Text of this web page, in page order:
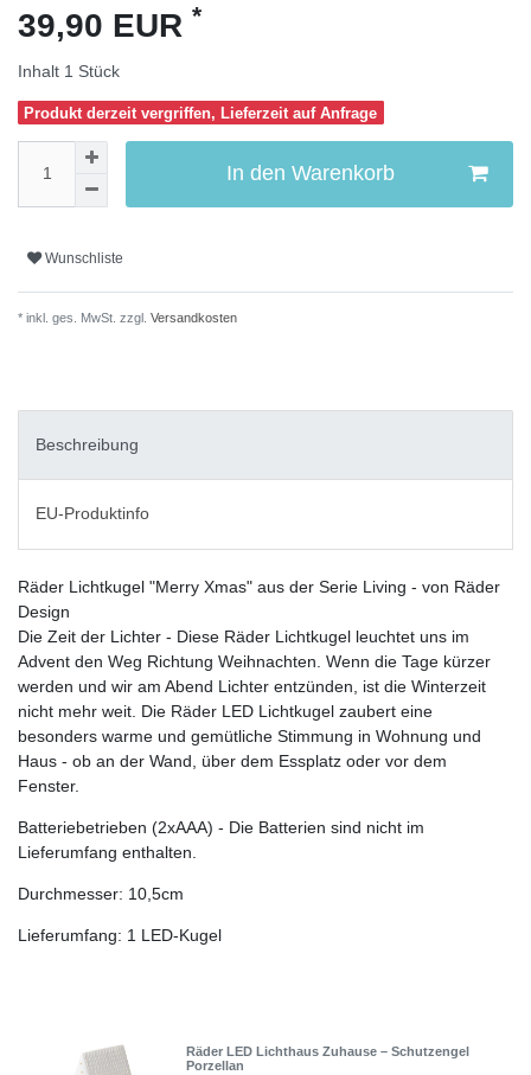
39,90 EUR *
Inhalt 1 Stück
Produkt derzeit vergriffen, Lieferzeit auf Anfrage
In den Warenkorb
Wunschliste
* inkl. ges. MwSt. zzgl. Versandkosten
Beschreibung
EU-Produktinfo
Räder Lichtkugel "Merry Xmas" aus der Serie Living - von Räder
Design
Die Zeit der Lichter - Diese Räder Lichtkugel leuchtet uns im
Advent den Weg Richtung Weihnachten. Wenn die Tage kürzer
werden und wir am Abend Lichter entzünden, ist die Winterzeit
nicht mehr weit. Die Räder LED Lichtkugel zaubert eine
besonders warme und gemütliche Stimmung in Wohnung und
Haus - ob an der Wand, über dem Essplatz oder vor dem
Fenster.
Batteriebetrieben (2xAAA) - Die Batterien sind nicht im
Lieferumfang enthalten.
Durchmesser: 10,5cm
Lieferumfang: 1 LED-Kugel
Räder LED Lichthaus Zuhause – Schutzengel
Porzellan